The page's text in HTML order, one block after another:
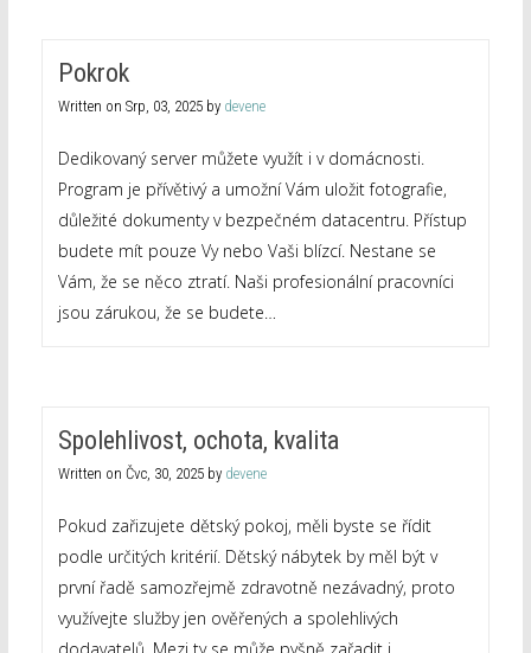
Pokrok
Written onSrp, 03, 2025 by devene
Dedikovaný server můžete využít i v domácnosti.
Program je přívětivý a umožní Vám uložit fotografie,
důležité dokumenty v bezpečném datacentru. Přístup
budete mít pouze Vy nebo Vaši blízcí. Nestane se
Vám, že se něco ztratí. Naši profesionální pracovníci
jsou zárukou, že se budete…
Spolehlivost, ochota, kvalita
Written onČvc, 30, 2025 by devene
Pokud zařizujete dětský pokoj, měli byste se řídit
podle určitých kritérií. Dětský nábytek by měl být v
první řadě samozřejmě zdravotně nezávadný, proto
využívejte služby jen ověřených a spolehlivých